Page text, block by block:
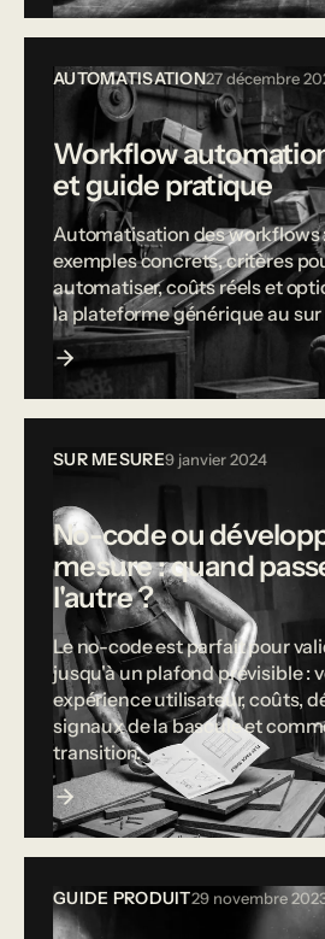
AUTOMATISATION27 décembre
Workflow
et guide pratique
Automatisation des workflows
exemples concrets, critères
automatiser, coûts réels et
la plateforme générique au
SUR MESURE9 janvier 2024
No-code ou
mesure : quand
l'autre ?
Le no-code est parfait pour
jusqu'à un plafond prévisible :
expérience utilisateur, coûts,
signaux de la bascule et
transition.
GUIDE PRODUIT29 novembre